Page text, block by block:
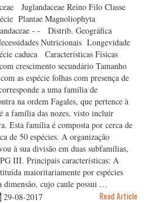
Juglandaceae Reino Filo Classe
Plantae Magnoliophyta
- - Distrib. Geográfica
Nutricionais Longevidade
caduca Características Físicas
crescimento secundário Tamanho
as espécie folhas com presença de
a uma família de
na ordem Fagales, que pertence à
a família das nozes, visto incluir
Esta família é composta por cerca de
de 50 espécies. A organização
à sua divisão em duas subfamílias,
III. Principais características: A
maioritariamente por espécies
dimensão, cujo caule possui …
29-08-2017 Read Article